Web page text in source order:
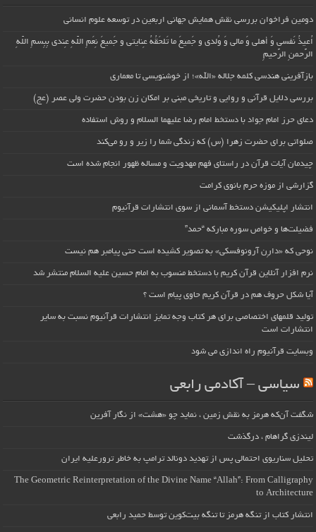
دومین فراخوان بررسی نقش همایش جهانی اربعین در توسعه علوم انسانی
اُعیذُ نَفسی وَ أهلی وَ مالی وَ وُلدی و جَمیعَ ما تَلحَقُهُ عِنایتی و جَمیعَ نِعَمِ اللّهِ عِندی بِبِسمِ اللّهِ
الرَّحمنِ الرَّحیمِ
بازآفرینی هندسی کلمه جلاله «الله»؛ از خوشنویسی تا معماری
بررسی دلایل قرآنی و روایی و تاریخی مبنی بر امکان زن بودن حضرت ولی عصر (عج)
دعای حرز امام جواد با دستخط امام رضا علیهما السلام و روش استفاده
صلواتی برای حضرت زهرا (س) که زندگی شما را زیر و رو می‌کند
چیدمان آیات قرآن در راستای فهم مهدویت و مساله ظهور انجام شده است
گزارشی از موزه حرم بانوی کرامت
انتشار اپلیکیشن دستخط آسمانی از سوی انتشارات قرآنیوم
فضیلت‌ها و خواص سوره مبارکه “حمد”
نوحی که «دارِن آرونوفسکی» به تصویر کشیده است حتی پیامبر هم نیست
نرم افزار آنلاین قرآن کریم با دستخط منسوب به امام حسین علیه السلام منتشر شد
آیا شکل حروف هم در قرآن کریم حاوی پیام است ؟
تولید قلمهای اختصاصی برای هر کتاب وجه تمایز انتشارات قرآنیوم نسبت به سایر
انتشارات است
وبسایت قرآنیوم راه اندازی می شود
سیاسی – آکادمی رابعی
شگفت آن‌که هرمز به نقش زمین ، نماید چو «هشت» از نگار آفرین
لیندزی گراهام ، درگذشت
تحلیل سناریوی احتمالی پس از تهدید دونالد ترامپ به خاطر ترورعلیه ایران
The Geometric Reinterpretation of the Divine Name “Allah”: From Calligraphy
to Architecture
انتشار کتاب از تنگه هرمز تا تنگه بیت‌کوین توسط حمید رابعی